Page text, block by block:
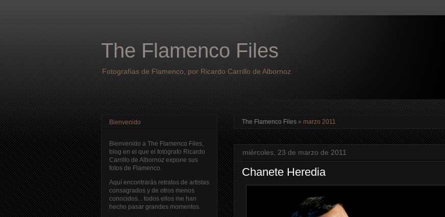
The Flamenco Files
Fotografías de Flamenco, por Ricardo Carrillo de Albornoz
The Flamenco Files » marzo 2011
miércoles, 23 de marzo de 2011
Chanete Heredia
Bienvenido
Bienvenido a The Flamenco Files,
blog en el que el fotógrafo Ricardo
Carrillo de Albornoz expone sus
fotos de Flamenco.
Aquí encontrarás retratos de artistas
consagrados y de otros menos
conocidos... todos ellos me han
hecho pasar grandes momentos.